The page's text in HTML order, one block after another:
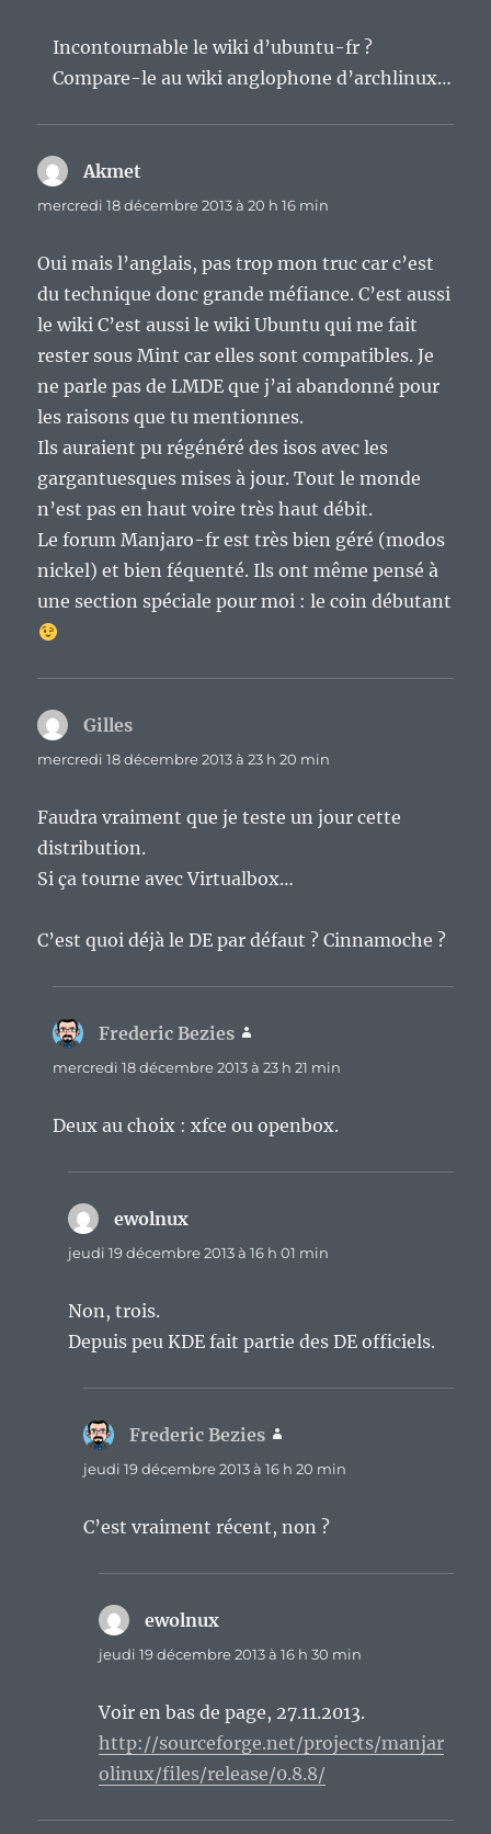
Incontournable le wiki d’ubuntu-fr ?
Compare-le au wiki anglophone d’archlinux…
Akmet
mercredi 18 décembre 2013 à 20 h 16 min
Oui mais l’anglais, pas trop mon truc car c’est
du technique donc grande méfiance. C’est aussi
le wiki C’est aussi le wiki Ubuntu qui me fait
rester sous Mint car elles sont compatibles. Je
ne parle pas de LMDE que j’ai abandonné pour
les raisons que tu mentionnes.
Ils auraient pu régénéré des isos avec les
gargantuesques mises à jour. Tout le monde
n’est pas en haut voire très haut débit.
Le forum Manjaro-fr est très bien géré (modos
nickel) et bien féquenté. Ils ont même pensé à
une section spéciale pour moi : le coin débutant
Gilles
mercredi 18 décembre 2013 à 23 h 20 min
Faudra vraiment que je teste un jour cette
distribution.
Si ça tourne avec Virtualbox…
C’est quoi déjà le DE par défaut ? Cinnamoche ?
Frederic Bezies
mercredi 18 décembre 2013 à 23 h 21 min
Deux au choix : xfce ou openbox.
ewolnux
jeudi 19 décembre 2013 à 16 h 01 min
Non, trois.
Depuis peu KDE fait partie des DE officiels.
Frederic Bezies
jeudi 19 décembre 2013 à 16 h 20 min
C’est vraiment récent, non ?
ewolnux
jeudi 19 décembre 2013 à 16 h 30 min
Voir en bas de page, 27.11.2013.
http://sourceforge.net/projects/manjar
olinux/files/release/0.8.8/